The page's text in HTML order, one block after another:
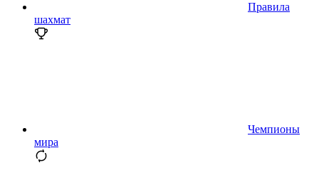
Правила
шахмат
Чемпионы
мира